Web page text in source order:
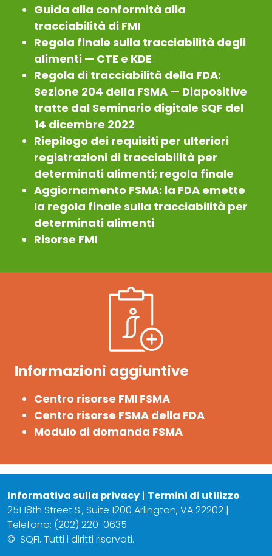
Guida alla conformità alla
tracciabilità di FMI
Regola finale sulla tracciabilità degli
alimenti — CTE e KDE
Regola di tracciabilità della FDA:
Sezione 204 della FSMA — Diapositive
tratte dal Seminario digitale SQF del
14 dicembre 2022
Riepilogo dei requisiti per ulteriori
registrazioni di tracciabilità per
determinati alimenti; regola finale
Aggiornamento FSMA: la FDA emette
la regola finale sulla tracciabilità per
determinati alimenti
Risorse FMI
Informazioni aggiuntive
Centro risorse FMI FSMA
Centro risorse FSMA della FDA
Modulo di domanda FSMA
Informativa sulla privacy | Termini di utilizzo
251 18th Street S., Suite 1200 Arlington, VA 22202 |
Telefono: (202) 220-0635
© SQFI. Tutti i diritti riservati.